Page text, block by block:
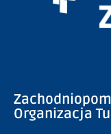
Organizacja